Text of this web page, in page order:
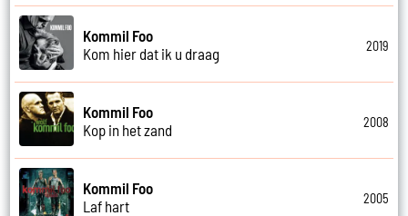
Kommil Foo
Kom hier dat ik u draag
2019
Kommil Foo
Kop in het zand
2008
Kommil Foo
Laf hart
2005